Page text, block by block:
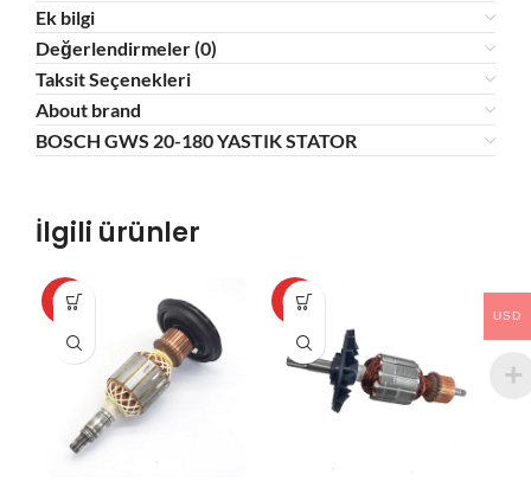
Ek bilgi
Değerlendirmeler (0)
Taksit Seçenekleri
About brand
BOSCH GWS 20-180 YASTIK STATOR
İlgili ürünler
HOT HOT
USD